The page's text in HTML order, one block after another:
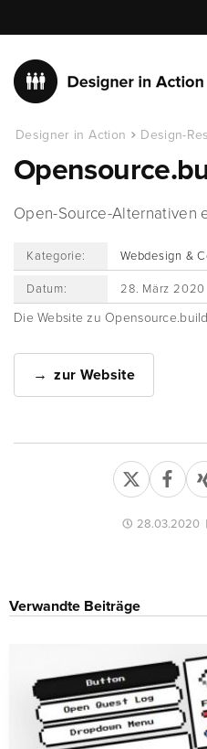
Designer in Action Design-
Open-Source-Alternativen
Kategorie: Webdesign &
Datum: 28. März 2020
Die Website zu
zur Website
28.03.2020|
Verwandte Beiträge